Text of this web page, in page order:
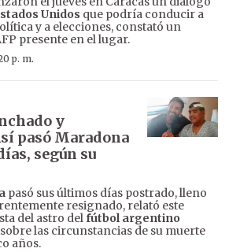
Unidos que podría conducir a
y a elecciones, constató un
presente en el lugar.
p. m.
y
pasó Maradona
según su
pasó sus últimos días postrado, lleno
resignado, relató este
del astro delfútbol argentino
las circunstancias de su muerte
años.